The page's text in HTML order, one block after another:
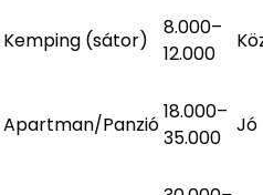
Kemping (sátor)
8.000–
12.000
Apartman/Panzió
18.000–
35.000
Jó